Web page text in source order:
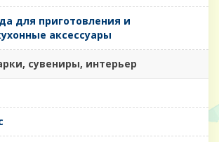
для приготовления и
аксессуары
сувениры, интерьер